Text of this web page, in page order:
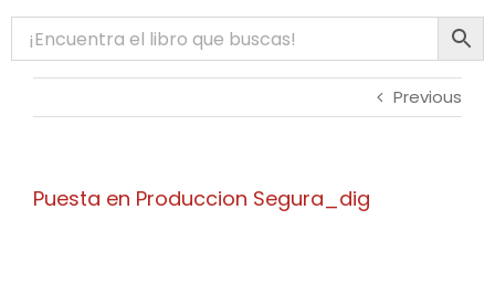
Previous
Puesta en Produccion Segura_dig